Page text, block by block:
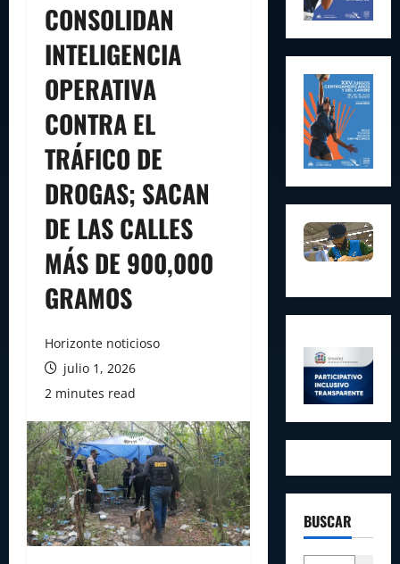
CONSOLIDAN
INTELIGENCIA
OPERATIVA
CONTRA EL
TRÁFICO DE
DROGAS; SACAN
DE LAS CALLES
MÁS DE 900,000
GRAMOS
Horizonte noticioso
julio 1, 2026
2 minutes read
BUSCAR